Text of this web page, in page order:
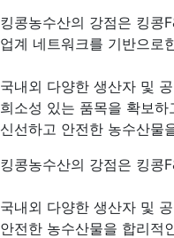
킹콩농수산의 강점은 킹콩
업계 네트워크를 기반으로
국내외 다양한 생산자 및
희소성 있는 품목을 확보
신선하고 안전한 농수산물
킹콩농수산의 강점은 킹콩
국내외 다양한 생산자 및
안전한 농수산물을 합리적